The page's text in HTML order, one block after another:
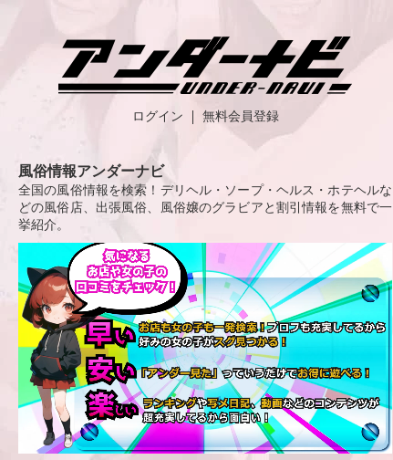
ログイン 無料会員登録
風俗情報アンダーナビ
全国の風俗情報を検索！デリヘル・ソープ・ヘルス・ホテヘルな
どの風俗店、出張風俗、風俗嬢のグラビアと割引情報を無料で一
挙紹介。